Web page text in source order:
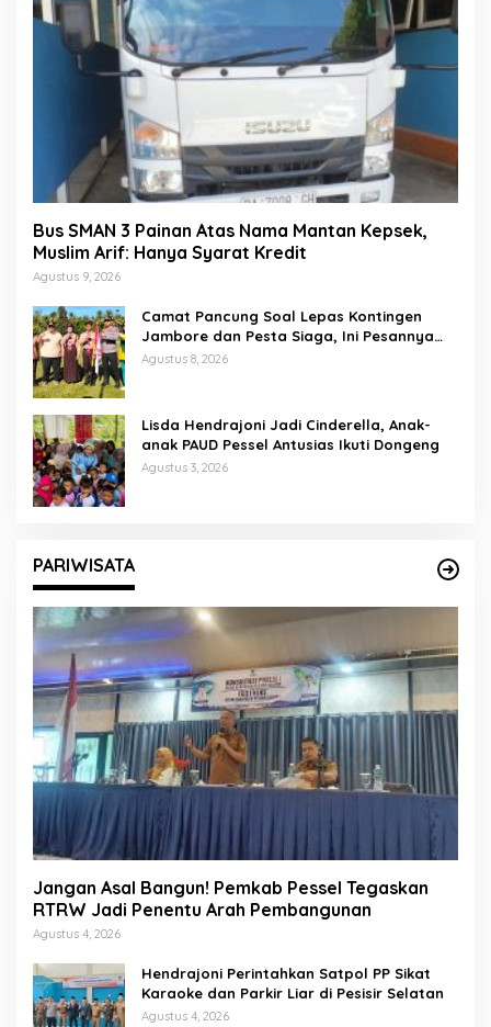
Bus SMAN 3 Painan Atas Nama Mantan Kepsek,
Muslim Arif: Hanya Syarat Kredit
Agustus 9, 2026
Camat Pancung Soal Lepas Kontingen
Jambore dan Pesta Siaga, Ini Pesannya
kepada Peserta
Agustus 8, 2026
Lisda Hendrajoni Jadi Cinderella, Anak-
anak PAUD Pessel Antusias Ikuti Dongeng
Agustus 3, 2026
PARIWISATA
Jangan Asal Bangun! Pemkab Pessel Tegaskan
RTRW Jadi Penentu Arah Pembangunan
Agustus 4, 2026
Hendrajoni Perintahkan Satpol PP Sikat
Karaoke dan Parkir Liar di Pesisir Selatan
Agustus 4, 2026